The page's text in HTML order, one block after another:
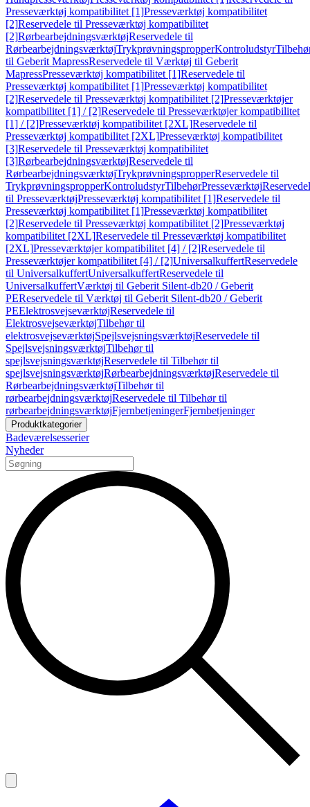
Presseværktøj kompatibilitet [1]Presseværktøj kompatibilitet
[2]Reservedele til Presseværktøj kompatibilitet
[2]RørbearbejdningsværktøjReservedele til
RørbearbejdningsværktøjTrykprøvningspropperKontroludstyr
til Geberit MapressReservedele til Værktøj til Geberit
MapressPresseværktøj kompatibilitet [1]Reservedele til
Presseværktøj kompatibilitet [1]Presseværktøj kompatibilitet
[2]Reservedele til Presseværktøj kompatibilitet [2]Presseværktøjer
kompatibilitet [1] / [2]Reservedele til Presseværktøjer kompatibilitet
[1] / [2]Presseværktøj kompatibilitet [2XL]Reservedele til
Presseværktøj kompatibilitet [2XL]Presseværktøj kompatibilitet
[3]Reservedele til Presseværktøj kompatibilitet
[3]RørbearbejdningsværktøjReservedele til
RørbearbejdningsværktøjTrykprøvningspropperReservedele til
TrykprøvningspropperKontroludstyrTilbehørPresseværktøj
til PresseværktøjPresseværktøj kompatibilitet [1]Reservedele til
Presseværktøj kompatibilitet [1]Presseværktøj kompatibilitet
[2]Reservedele til Presseværktøj kompatibilitet [2]Presseværktøj
kompatibilitet [2XL]Reservedele til Presseværktøj kompatibilitet
[2XL]Presseværktøjer kompatibilitet [4] / [2]Reservedele til
Presseværktøjer kompatibilitet [4] / [2]UniversalkuffertReservedele
til UniversalkuffertUniversalkuffertReservedele til
UniversalkuffertVærktøj til Geberit Silent-db20 / Geberit
PEReservedele til Værktøj til Geberit Silent-db20 / Geberit
PEElektrosvejseværktøjReservedele til
ElektrosvejseværktøjTilbehør til
elektrosvejseværktøjSpejlsvejsningsværktøjReservedele til
SpejlsvejsningsværktøjTilbehør til
spejlsvejsningsværktøjReservedele til Tilbehør til
spejlsvejsningsværktøjRørbearbejdningsværktøjReservedele til
RørbearbejdningsværktøjTilbehør til
rørbearbejdningsværktøjReservedele til Tilbehør til
rørbearbejdningsværktøjFjernbetjeningerFjernbetjeninger
Produktkategorier
Badeværelsesserier
Nyheder